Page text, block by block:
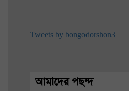
Tweets by bongodorshon3
আমাদের পছন্দ